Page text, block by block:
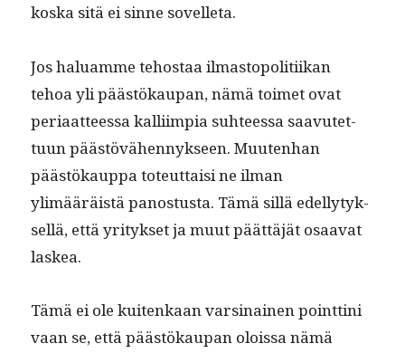
kos­ka sitä ei sinne sovelleta.
Jos halu­amme tehostaa ilmastopoli­ti­ikan
tehoa yli päästökau­pan, nämä toimet ovat
peri­aat­teessa kalli­impia suh­teessa saavutet­
tuun päästövähen­nyk­seen. Muuten­han
päästökaup­pa toteut­taisi ne ilman
ylimääräistä panos­tus­ta. Tämä sil­lä edel­ly­tyk­
sel­lä, että yri­tyk­set ja muut päät­täjät osaa­vat
laskea.
Tämä ei ole kuitenkaan varsi­nainen point­ti­ni
vaan se, että päästökau­pan olois­sa nämä